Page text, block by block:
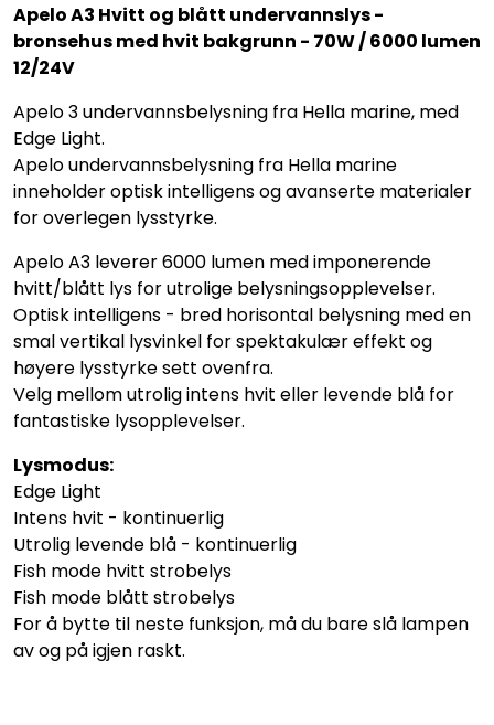
Apelo A3 Hvitt og blått undervannslys -
bronsehus med hvit bakgrunn - 70W / 6000 lumen
12/24V
Apelo 3 undervannsbelysning fra Hella marine, med
Edge Light.
Apelo undervannsbelysning fra Hella marine
inneholder optisk intelligens og avanserte materialer
for overlegen lysstyrke.
Apelo A3 leverer 6000 lumen med imponerende
hvitt/blått lys for utrolige belysningsopplevelser.
Optisk intelligens - bred horisontal belysning med en
smal vertikal lysvinkel for spektakulær effekt og
høyere lysstyrke sett ovenfra.
Velg mellom utrolig intens hvit eller levende blå for
fantastiske lysopplevelser.
Lysmodus:
Edge Light
Intens hvit - kontinuerlig
Utrolig levende blå - kontinuerlig
Fish mode hvitt strobelys
Fish mode blått strobelys
For å bytte til neste funksjon, må du bare slå lampen
av og på igjen raskt.